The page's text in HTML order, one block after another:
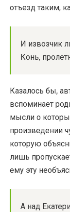
отъезд таким,
И извозчик
Конь,
Казалось бы,
вспоминает
мысли о
произведении
которую
лишь
ему эту
А над